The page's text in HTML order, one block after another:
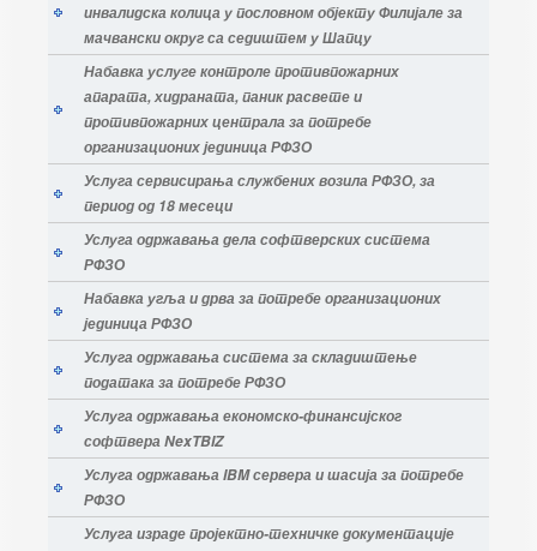
инвалидска колица у пословном објекту Филијале за
мачвански округ са седиштем у Шапцу
Набавка услуге контроле противпожарних
апарата, хидраната, паник расвете и
противпожарних централа за потребе
организационих јединица РФЗО
Услуга сервисирања службених возила РФЗО, за
период од 18 месеци
Услуга одржавања дела софтверских система
РФЗО
Набавка угља и дрва за потребе организационих
јединица РФЗО
Услуга одржавања система за складиштење
података за потребе РФЗО
Услуга одржавања економско-финансијског
софтвера NexTBIZ
Услуга одржавања IBM сервера и шасија за потребе
РФЗО
Услуга израде пројектно-техничке документације